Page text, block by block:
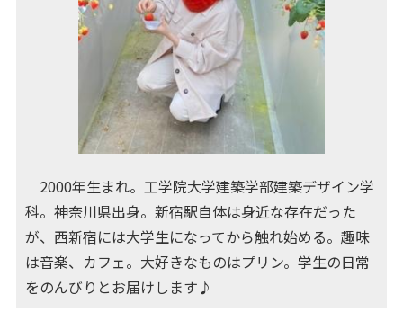
2000年生まれ。工学院大学建築学部建築デザイン学
科。神奈川県出身。新宿駅自体は身近な存在だった
が、西新宿には大学生になってから触れ始める。趣味
は音楽、カフェ。大好きなものはプリン。学生の日常
をのんびりとお届けします♪